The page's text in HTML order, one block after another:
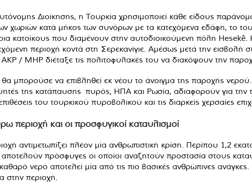
Διοίκησης, η Τουρκία χρησιμοποιεί κάθε είδους
χωριών κατά μήκος των συνόρων με τα κατεχόμενα εδάφη, το
κατοίκους που διαμένουν στην αυτοδιοικούμενη πόλη Hesekê.
περιοχή κοντά στη Σερεκανίγιε. Αμέσως μετά την εισβολή
/ MHP διέταξε τις πολιτοφυλακές του να διακόψουν την
μπορούσε να επιβληθεί εκ νέου το άνοιγμα της παροχής νερού.
της κατάπαυσης πυρός, ΗΠΑ και Ρωσία, αδιαφορούν για
του τουρκικού πυροβολικού και τις διαρκείς χερσαίες
περιοχή και οι προσφυγικοί καταυλισμοί
αντιμετωπίζει πλέον μία ανθρωπιστική κρίση. Περίπου 1,2
πρόσφυγες οι οποίοι αναζητούν προστασία στους
νερό αποτελεί μία από τις πιο βασικές ανθρώπινες
στην περιοχή.